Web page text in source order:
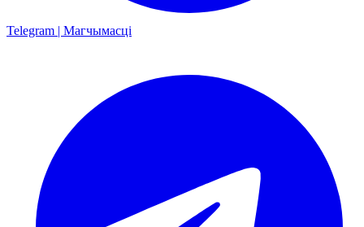
Telegram | Магчымасці